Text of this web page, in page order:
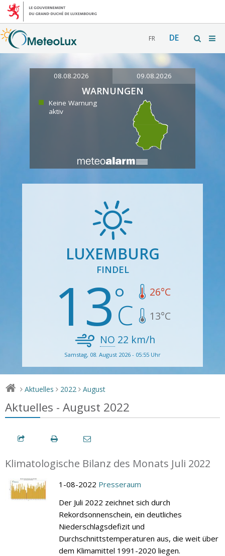
FR DE
08.08.2026 09.08.2026
WARNUNGEN
Keine Warnung
aktiv
LUXEMBURG
FINDEL
13 26°C
13°C
NO 22 km/h
Samstag, 08. August 2026 - 05:55 Uhr
> Aktuelles > 2022 > August
Aktuelles - August 2022
Klimatologische Bilanz des Monats Juli 2022
1-08-2022 Presseraum
Der Juli 2022 zeichnet sich durch
Rekordsonnenschein, ein deutliches
Niederschlagsdefizit und
Durchschnittstemperaturen aus, die weit über
dem Klimamittel 1991-2020 liegen.